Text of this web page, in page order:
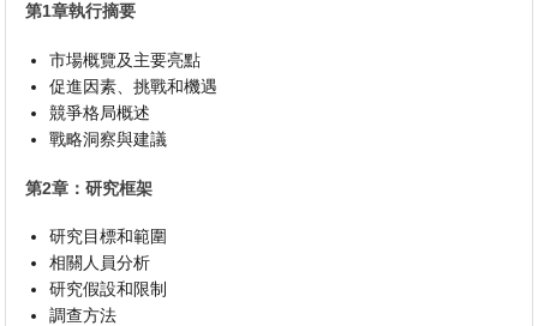
第1章執行摘要
市場概覽及主要亮點
促進因素、挑戰和機遇
競爭格局概述
戰略洞察與建議
第2章：研究框架
研究目標和範圍
相關人員分析
研究假設和限制
調查方法